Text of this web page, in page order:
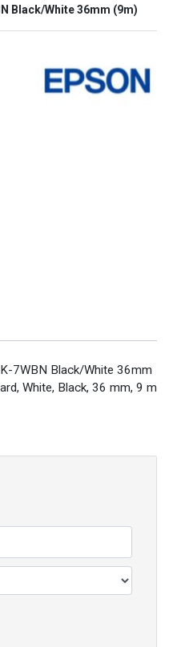
Black/White 36mm (9m)
7WBN Black/White 36mm
White, Black, 36 mm, 9 m